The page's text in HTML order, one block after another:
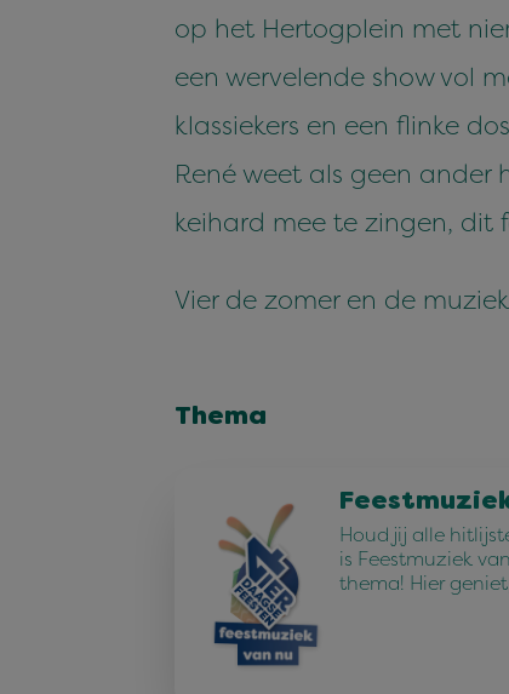
op het Hertogplein met
een wervelende show vol
klassiekers en een flinke
René weet als geen
keihard mee te zingen, dit
Vier de zomer en de
Thema
Houd jij alle
is Feestmuziek
thema! Hier